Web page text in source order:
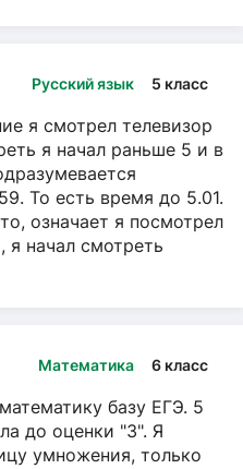
Русский язык 5 класс
я смотрел телевизор
я начал раньше 5 и в
То есть время до 5.01.
означает я посмотрел
я начал смотреть
Математика 6 класс
базу ЕГЭ. 5
до оценки "3". Я
умножения, только